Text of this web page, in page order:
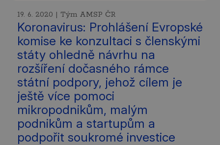
19. 6. 2020 | Tým AMSP ČR
Koronavirus: Prohlášení Evropské
komise ke konzultaci s členskými
státy ohledně návrhu na
rozšíření dočasného rámce
státní podpory, jehož cílem je
ještě více pomoci
mikropodnikům, malým
podnikům a startupům a
podpořit soukromé investice